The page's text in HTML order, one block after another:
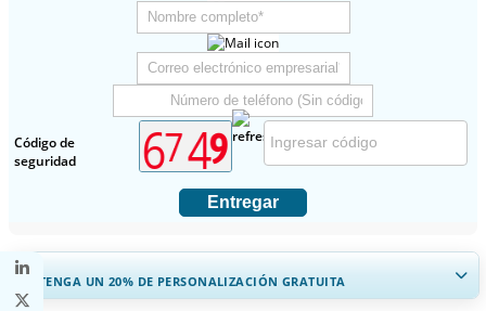
Código de
seguridad
Entregar
OBTENGA UN 20% DE PERSONALIZACIÓN GRATUITA